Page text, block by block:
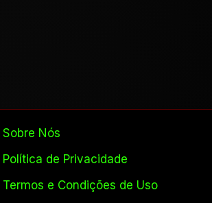
Sobre Nós
Política de Privacidade
Termos e Condições de Uso